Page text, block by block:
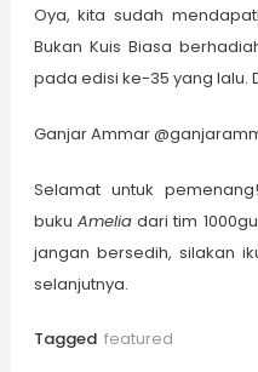
Oya, kita sudah
Bukan Kuis Biasa
pada edisi ke-35 yang lalu.
Ganjar Ammar
Selamat untuk
buku Ameliadari tim
jangan bersedih, silakan
selanjutnya.
Tagged featured